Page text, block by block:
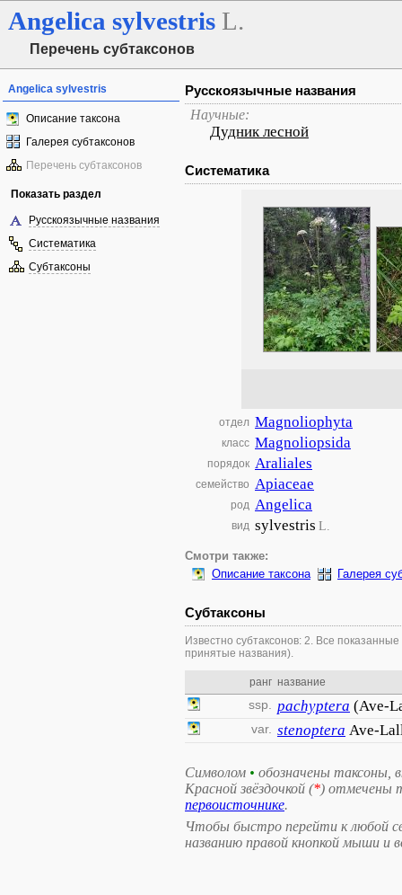
Angelica sylvestris L.
Перечень субтаксонов
Angelica sylvestris
Описание таксона
Галерея субтаксонов
Перечень субтаксонов
Показать раздел
Русскоязычные названия
Систематика
Субтаксоны
Русскоязычные названия
Научные:
Дудник лесной
Систематика
отдел Magnoliophyta
класс Magnoliopsida
порядок Araliales
семейство Apiaceae
род Angelica
вид sylvestris L.
Смотри также:
Описание таксона
Галерея
Субтаксоны
Известно субтаксонов: 2. Все
принятые названия).
ранг название
ssp. pachyptera (Ave-
var. stenoptera Ave-
Символом • обозначены таксоны,
Красной звёздочкой (*) отмечены
первоисточнике.
Чтобы быстро перейти к любой
названию правой кнопкой мыши и